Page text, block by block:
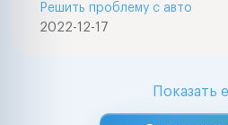
2022-12-17
Решить проблему с авто
Показать